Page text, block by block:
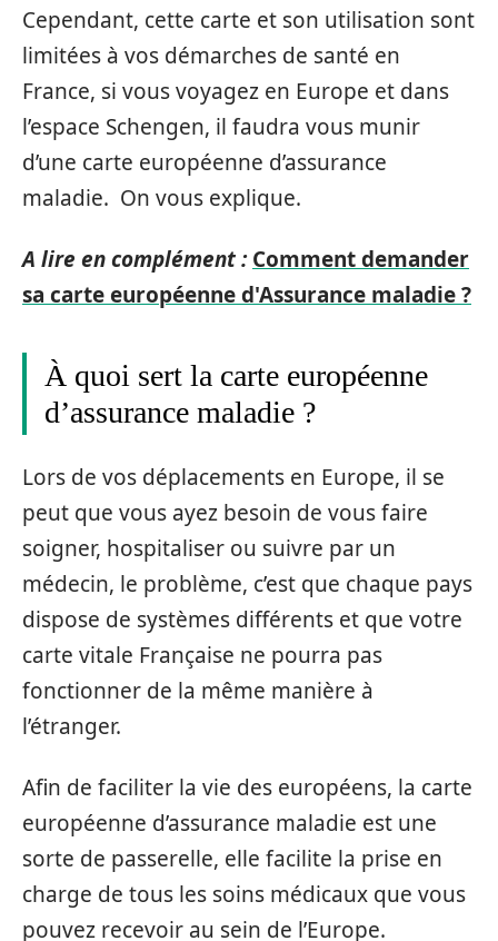
Cependant, cette carte et son utilisation sont
limitées à vos démarches de santé en
France, si vous voyagez en Europe et dans
l’espace Schengen, il faudra vous munir
d’une carte européenne d’assurance
maladie. On vous explique.
A lire en complément : Comment demander
sa carte européenne d'Assurance maladie ?
À quoi sert la carte européenne
d’assurance maladie ?
Lors de vos déplacements en Europe, il se
peut que vous ayez besoin de vous faire
soigner, hospitaliser ou suivre par un
médecin, le problème, c’est que chaque pays
dispose de systèmes différents et que votre
carte vitale Française ne pourra pas
fonctionner de la même manière à
l’étranger.
Afin de faciliter la vie des européens, la carte
européenne d’assurance maladie est une
sorte de passerelle, elle facilite la prise en
charge de tous les soins médicaux que vous
pouvez recevoir au sein de l’Europe.